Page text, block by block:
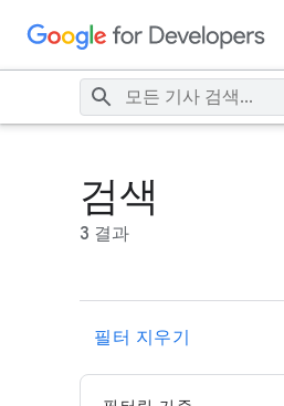
검색
3 결과
필터 지우기